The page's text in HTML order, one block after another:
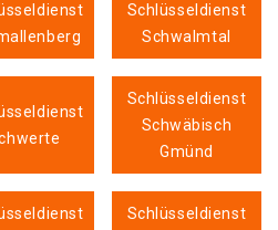
Schlüsseldienst
Schwalmtal
Schlüsseldienst
Schwäbisch
Gmünd
Schlüsseldienst